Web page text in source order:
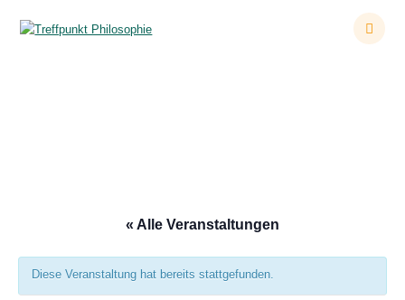
« Alle Veranstaltungen
Diese Veranstaltung hat bereits stattgefunden.